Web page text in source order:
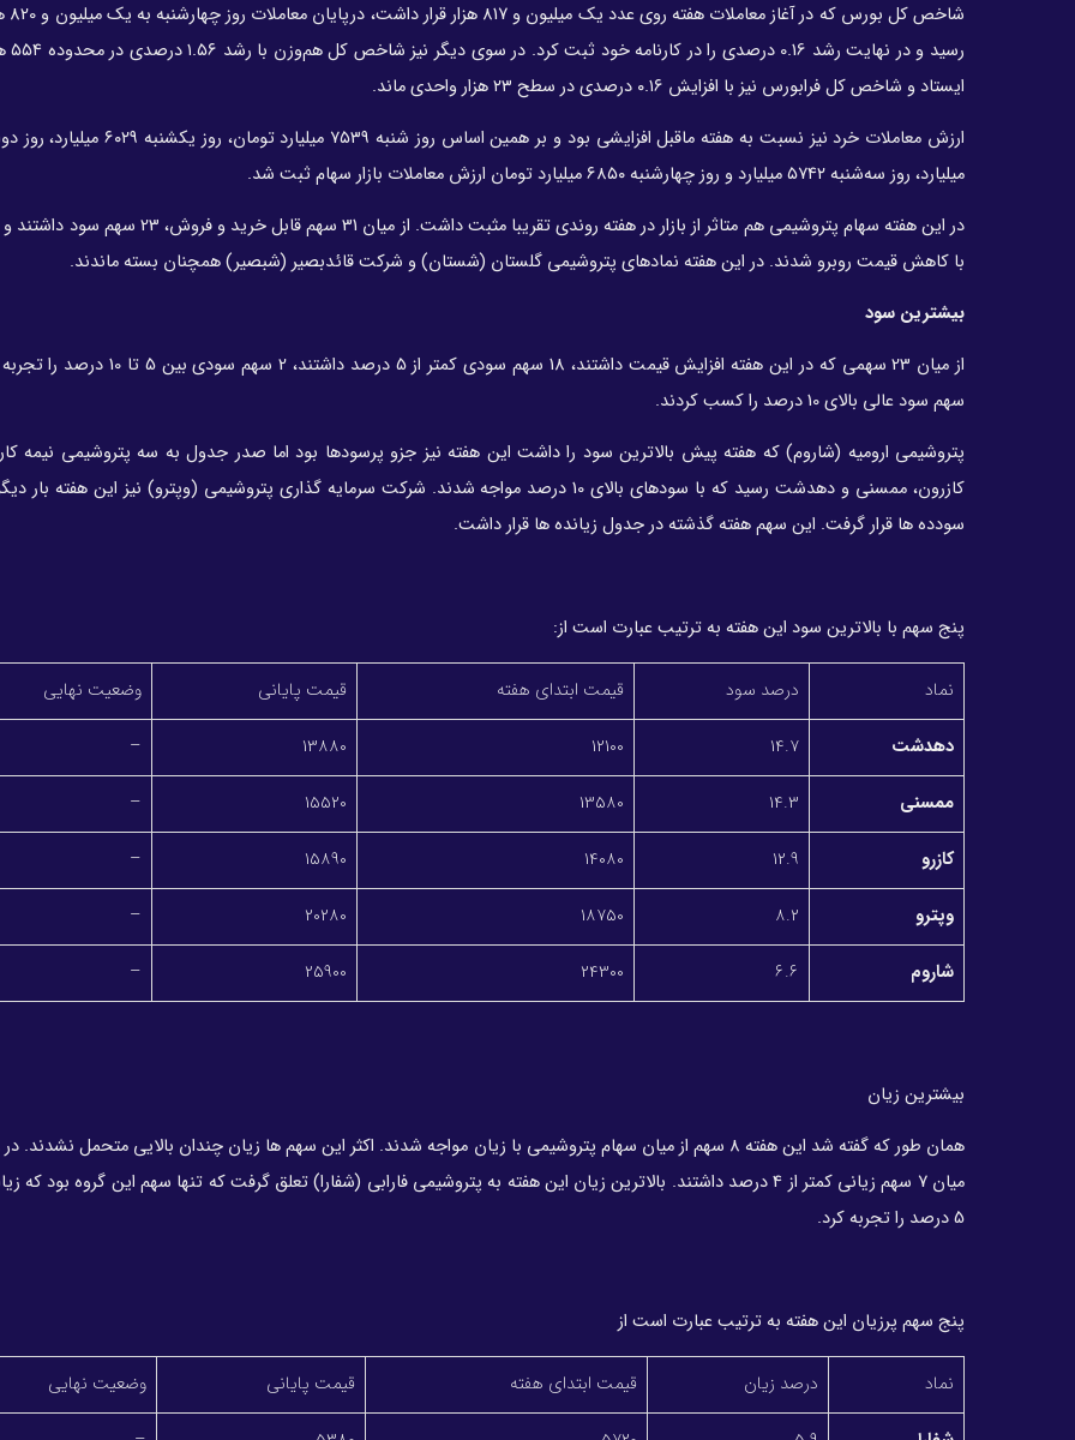
شاخص
رسید و در
ایستاد و شاخص کل فرابورس نیز با افزایش ۰.۱۶ درصدی در سطح ۲۳ هزار واحدی ماند.
میلیارد، روز سه‌شنبه ۵۷۴۲ میلیارد و روز چهارشنبه ۶۸۵۰ میلیارد تومان ارزش معاملات بازار سهام ثبت شد.
با کاهش قیمت روبرو شدند. در این هفته نمادهای پتروشیمی گلستان (شستان) و شرکت قائدبصیر (شبصیر) همچنان بسته ماندند.
بیشترین سود
سهم سود عالی بالای 10 درصد را کسب کردند.
پتروشیمی ارومیه (شاروم) که هفته پیش بالاترین سود را داشت این هفته نیز جزو پرسودها بود اما صدر جدول به سه پتروشیمی نیمه
کازرون، ممسنی و دهدشت رسید که با سودهای بالای 10 درصد مواجه شدند. شرکت سرمایه گذاری پتروشیمی (وپترو) نیز این هفته
سودده ها قرار گرفت. این سهم هفته گذشته در جدول زیانده ها قرار داشت.
پنج سهم با بالاترین سود این هفته به ترتیب عبارت است از:
نماد درصد سود قیمت ابتدای هفته قیمت پایانی وضعیت نهایی
دهدشت 14.7
12100
13880
–
ممسنی 14.3
13580
15520
–
کازرو 12.9
14080
15890
–
وپترو 8.2
18750
20280
–
شاروم 6.6
24300
25900
–
بیشترین زیان
همان طور که گفته شد این هفته 8 سهم از میان سهام پتروشیمی با زیان مواجه شدند. اکثر این سهم ها زیان چندان بالایی متحمل نشدند.
میان 7 سهم زیانی کمتر از 4 درصد داشتند. بالاترین زیان این هفته به پتروشیمی فارابی (شفارا) تعلق گرفت که تنها سهم این گروه بود
5 درصد را تجربه کرد.
پنج سهم پرزیان این هفته به ترتیب عبارت است از
نماد درصد زیان قیمت ابتدای هفته قیمت پایانی وضعیت نهایی